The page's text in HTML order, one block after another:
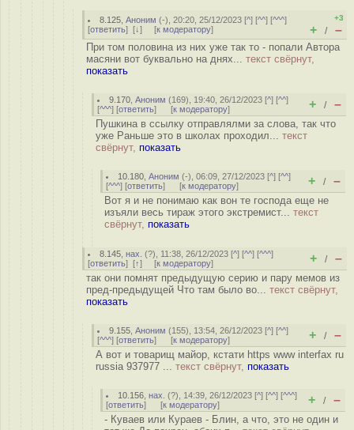
8.125 ,Аноним (-), 20:20, 25/12/2023 [^] [^^] [^^^]
[ответить] [↓] [к модератору]
+3
+ / –
При том половина из них уже так то - попали Автора
масяни вот буквально на днях... текст свёрнут,
показать
9.170 ,Аноним (169), 19:40, 26/12/2023 [^] [^^]
[^^^] [ответить] [к модератору] + / –
Пушкина в ссылку отправлялми за слова, так что
уже Раньше это в школах проходил... текст
свёрнут, показать
10.180 ,Аноним (-), 06:09, 27/12/2023 [^] [^^]
[^^^] [ответить] [к модератору] + / –
Вот я и не понимаю как вон те господа еще не
изъяли весь тираж этого экстремист... текст
свёрнут, показать
8.145 ,нах. (?), 11:38, 26/12/2023 [^] [^^] [^^^]
[ответить] [↑] [к модератору] + / –
так они помнят предыдущую серию и пару мемов из
пред-предыдущей Что там было во... текст свёрнут,
показать
9.155 ,Аноним (155), 13:54, 26/12/2023 [^] [^^]
[^^^] [ответить] [к модератору] + / –
А вот и товарищ майор, кстати https www interfax ru
russia 937977 ... текст свёрнут, показать
10.156 ,нах. (?), 14:39, 26/12/2023 [^] [^^] [^^^]
[ответить] [к модератору] + / –
- Куваев или Кураев - Блин, а что, это не один и